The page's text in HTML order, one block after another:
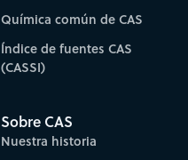
Química común de CAS
Índice de fuentes CAS
(CASSI)
Sobre CAS
Nuestra historia